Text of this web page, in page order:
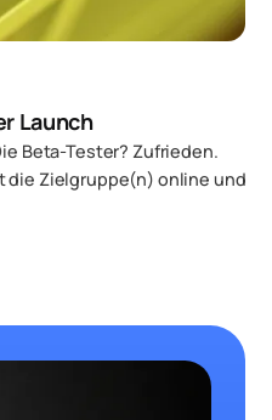
Launch
Beta-Tester? Zufrieden.
die Zielgruppe(n) online und